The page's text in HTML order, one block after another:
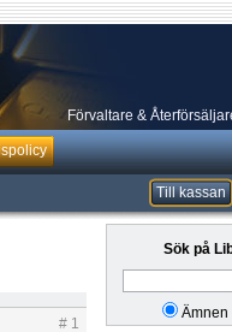
Förvaltare &
Till kassan
# 1
Sök på
Ämnen